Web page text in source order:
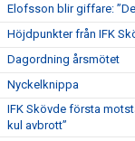
Elofsson blir giffare:
Höjdpunkter från IFK
Dagordning årsmötet
Nyckelknippa
IFK Skövde första
kul avbrott”